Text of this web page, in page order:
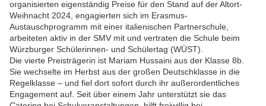
organisierten eigenständig Preise für den Stand auf der Altort-
Weihnacht 2024, engagierten sich im Erasmus-
Austauschprogramm mit einer italienischen Partnerschule,
arbeiteten aktiv in der SMV mit und vertraten die Schule beim
Würzburger Schülerinnen- und Schülertag (WÜST).
Die vierte Preisträgerin ist Mariam Hussaini aus der Klasse 8b.
Sie wechselte im Herbst aus der großen Deutschklasse in die
Regelklasse – und fiel dort sofort durch ihr außerordentliches
Engagement auf. Seit über einem Jahr unterstützt sie das